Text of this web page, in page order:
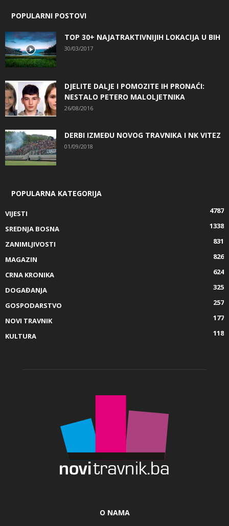
POPULARNI POSTOVI
TOP 30+ NAJATRAKTIVNIJIH LOKACIJA U BIH
30/03/2017
DJELITE DALJE I POMOZITE IH PRONAĆI:
NESTALO PETERO MALOLJETNIKA
26/08/2016
DERBI IZMEĐU NOVOG TRAVNIKA I NK VITEZ
01/09/2018
POPULARNA KATEGORIJA
VIJESTI
4787
SREDNJA BOSNA
1338
ZANIMLJIVOSTI
831
MAGAZIN
826
CRNA KRONIKA
624
DOGAĐANJA
325
GOSPODARSTVO
257
NOVI TRAVNIK
177
KULTURA
118
O NAMA